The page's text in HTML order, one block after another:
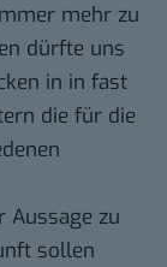
mehr zu
dürfte uns
in in fast
die für die
Aussage zu
sollen